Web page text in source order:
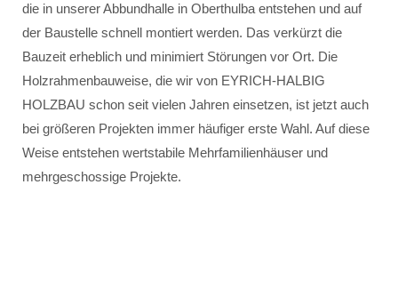
die in unserer Abbundhalle in Oberthulba entstehen und auf
der Baustelle schnell montiert werden. Das verkürzt die
Bauzeit erheblich und minimiert Störungen vor Ort. Die
Holzrahmenbauweise, die wir von EYRICH-HALBIG
HOLZBAU schon seit vielen Jahren einsetzen, ist jetzt auch
bei größeren Projekten immer häufiger erste Wahl. Auf diese
Weise entstehen wertstabile Mehrfamilienhäuser und
mehrgeschossige Projekte.